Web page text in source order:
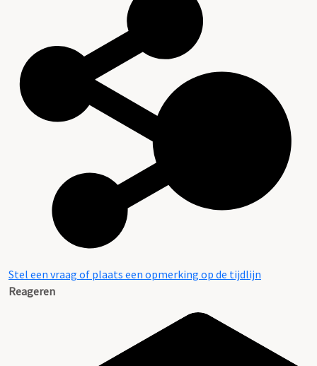
Stel een vraag of plaats een opmerking op de tijdlijn
Reageren